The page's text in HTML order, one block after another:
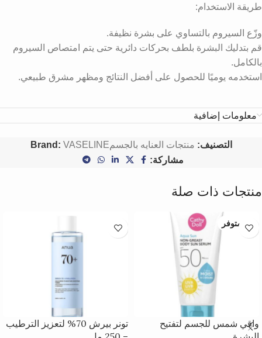
طريقة الاستخدام:
وزّع السيروم بالتساوي على بشرة نظيفة.
قم بتدليك البشرة بلطف بحركات دائرية حتى يتم امتصاص السيروم
بالكامل.
استخدمه يوميًا للحصول على أفضل النتائج ومظهر مشرق طبيعي.
معلومات إضافية
التصنيف: منتجات العنايه بالجسم Brand: VASELINE
مشاركة:
منتجات ذات صلة
غير متوفر
واقي شمس للجسم لتفتيح
تونر بيرش 70% لتعزيز الترطيب